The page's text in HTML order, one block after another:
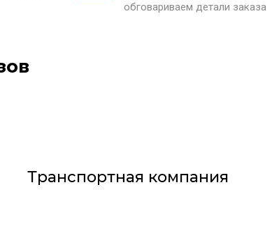
обговариваем детали заказа
Транспортная компания